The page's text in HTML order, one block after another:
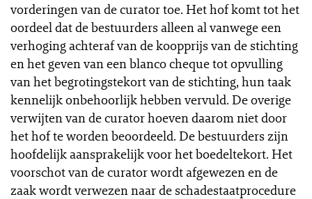
vorderingen van de curator toe. Het hof komt tot het
oordeel dat de bestuurders alleen al vanwege een
verhoging achteraf van de koopprijs van de stichting
en het geven van een blanco cheque tot opvulling
van het begrotingstekort van de stichting, hun taak
kennelijk onbehoorlijk hebben vervuld. De overige
verwijten van de curator hoeven daarom niet door
het hof te worden beoordeeld. De bestuurders zijn
hoofdelijk aansprakelijk voor het boedeltekort. Het
voorschot van de curator wordt afgewezen en de
zaak wordt verwezen naar de schadestaatprocedure